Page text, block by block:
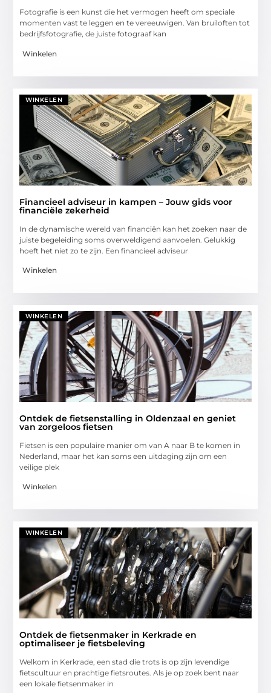
Fotografie is een kunst die het vermogen heeft om speciale
momenten vast te leggen en te vereeuwigen. Van bruiloften tot
bedrijfsfotografie, de juiste fotograaf kan
Winkelen
WINKELEN
Financieel adviseur in kampen – Jouw gids voor
financiële zekerheid
In de dynamische wereld van financiën kan het zoeken naar de
juiste begeleiding soms overweldigend aanvoelen. Gelukkig
hoeft het niet zo te zijn. Een financieel adviseur
Winkelen
WINKELEN
Ontdek de fietsenstalling in Oldenzaal en geniet
van zorgeloos fietsen
Fietsen is een populaire manier om van A naar B te komen in
Nederland, maar het kan soms een uitdaging zijn om een
veilige plek
Winkelen
WINKELEN
Ontdek de fietsenmaker in Kerkrade en
optimaliseer je fietsbeleving
Welkom in Kerkrade, een stad die trots is op zijn levendige
fietscultuur en prachtige fietsroutes. Als je op zoek bent naar
een lokale fietsenmaker in